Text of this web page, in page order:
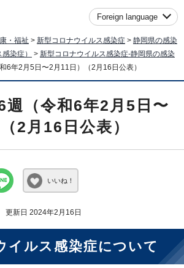
Foreign language
・福祉 > 新型コロナウイルス感染症 > 静岡県の感染
染症）
> 新型コロナウイルス感染症-静岡県の感染
6年2月5日〜2月11日）（2月16日公表）
週（令和6年2月5日〜
2月16日公表）
いいね！
更新日 2024年2月16日
イルス感染症について